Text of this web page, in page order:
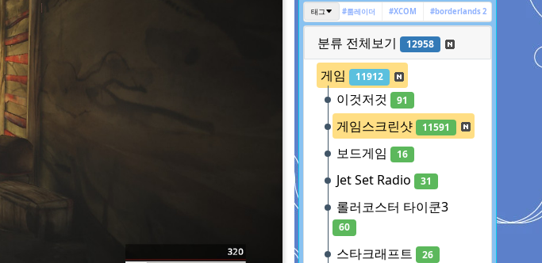
태그
#툼레이더 #XCOM #borderlands 2 #아캄 시리즈
분류 전체보기 12958
게임 11912
이것저것 91
게임스크린샷 11591
보드게임 16
Jet Set Radio 31
롤러코스터 타이쿤3
60
스타크래프트 26